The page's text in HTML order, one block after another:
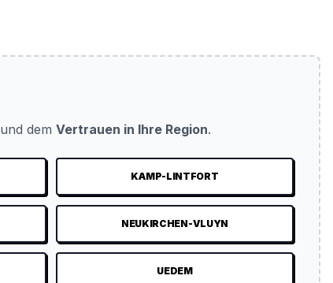
und dem Vertrauen in Ihre Region.
KAMP-LINTFORT
NEUKIRCHEN-VLUYN
UEDEM